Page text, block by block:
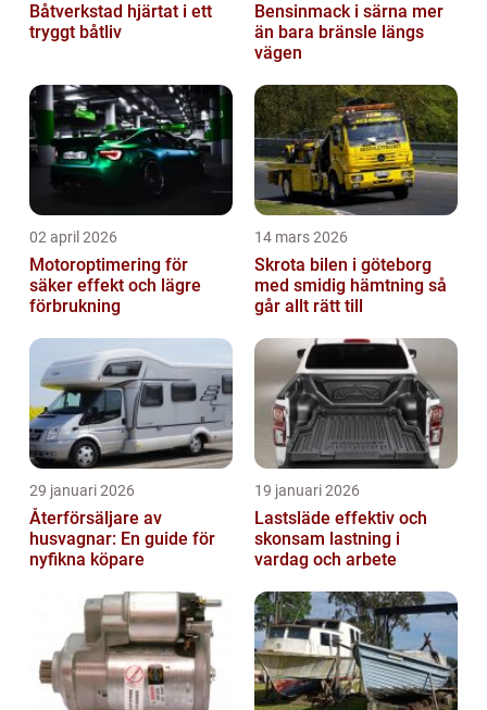
Båtverkstad hjärtat i ett
tryggt båtliv
Bensinmack i särna mer
än bara bränsle längs
vägen
02 april 2026
Motoroptimering för
säker effekt och lägre
förbrukning
14 mars 2026
Skrota bilen i göteborg
med smidig hämtning så
går allt rätt till
29 januari 2026
Återförsäljare av
husvagnar: En guide för
nyfikna köpare
19 januari 2026
Lastsläde effektiv och
skonsam lastning i
vardag och arbete